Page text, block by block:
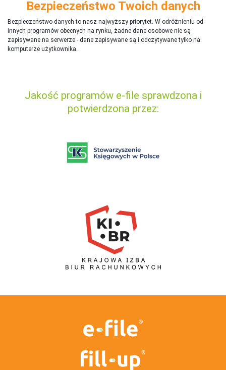
Bezpieczeństwo Twoich danych
Bezpieczeństwo danych to nasz najwyższy priorytet. W odróżnieniu od
innych programów obecnych na rynku, żadne dane osobowe nie są
zapisywane na serwerze - dane zapisywane są i odczytywane tylko na
komputerze użytkownika.
Jakość programów e-file sprawdzona i
potwierdzona przez: